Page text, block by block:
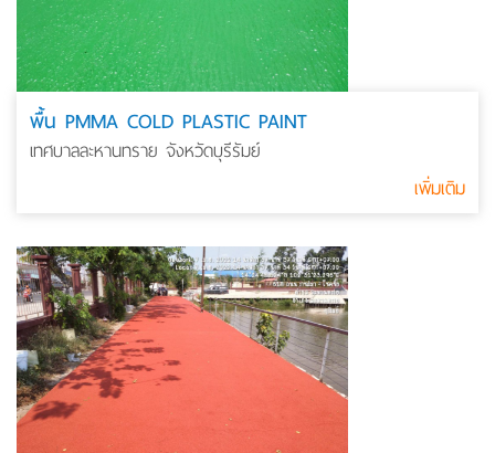
พื้น PMMA COLD PLASTIC PAINT
เทศบาลละหานทราย จังหวัดบุรีรัมย์
เพิ่มเติม